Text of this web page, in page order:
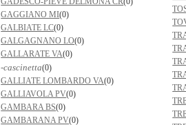
GAGGIANO MI(0)
GALBIATE LC(0)
GALGAGNANO LO(0)
GALLARATE VA(0)
-cascinetta(0)
GALLIATE LOMBARDO VA(0)
GALLIAVOLA PV(0)
GAMBARA BS(0)
GAMBARANA PV(0)